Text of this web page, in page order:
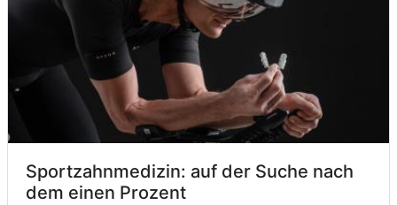
Sportzahnmedizin: auf der Suche nach
dem einen Prozent